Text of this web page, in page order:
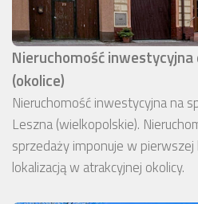
Nieruchomość inwestycyjna
(okolice)
Nieruchomość inwestycyjna na
Leszna (wielkopolskie).
sprzedaży imponuje w
lokalizacją w atrakcyjnej okolicy.